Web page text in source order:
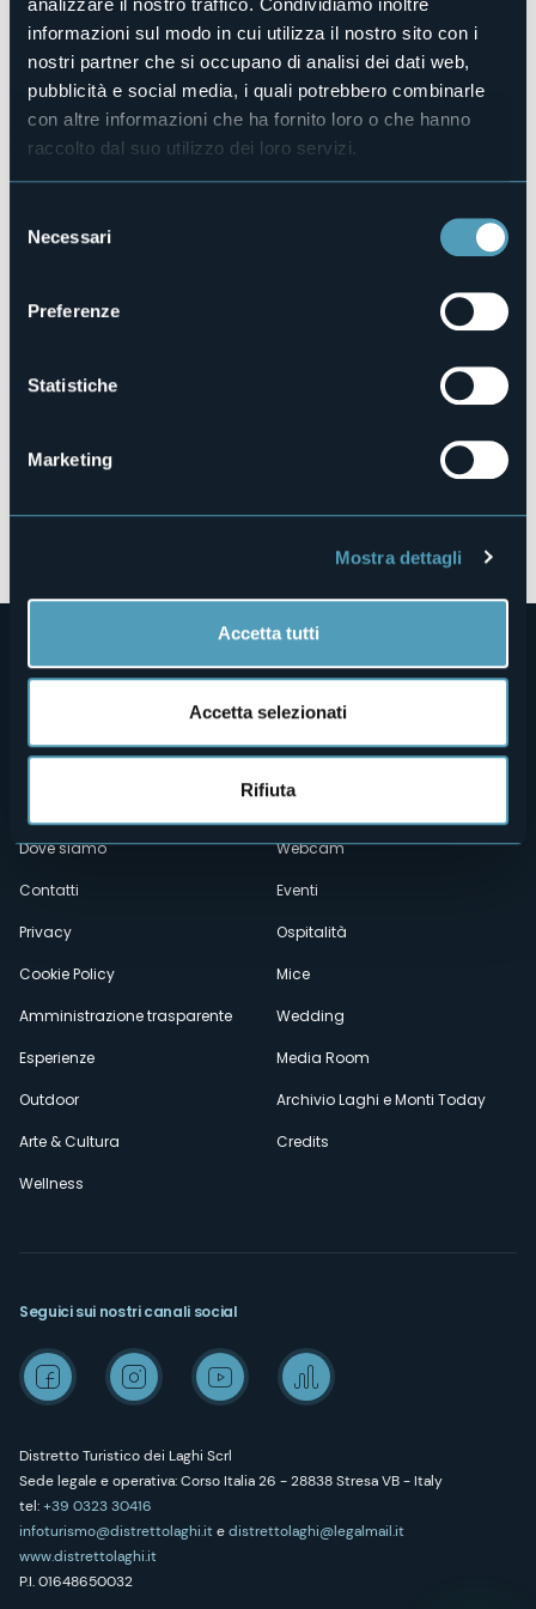
informazioni sul modo in cui utilizza il nostro sito con i
nostri partner che si occupano di analisi dei dati web,
pubblicità e social media, i quali potrebbero combinarle
con altre informazioni che ha fornito loro o che hanno
raccolto dal suo utilizzo dei loro servizi.
delNecessari
Preferenze
Statistiche
Marketing
Mostra dettagli
Accetta tutti
Accetta selezionati
Rifiuta
Sala congressi
Piscina
No
Animali ammessi
Sì
Posti letto
E-mail
http://www.hotelmoderno.biz
Codice CIR
Menù
secondario
Dove siamo
Contatti
Privacy
Cookie Policy
Amministrazione trasparente
Esperienze
Outdoor
Arte & Cultura
Wellness
Webcam
Eventi
Ospitalità
Mice
Wedding
Media Room
Archivio Laghi e Monti Today
Credits
Distretto Turistico dei Laghi Scrl
Sede legale e operativa: Corso Italia 26 - 28838 Stresa VB - Italy
tel:+39 0323 30416
infoturismo@distrettolaghi.itedistrettolaghi@legalmail.it
www.distrettolaghi.it
P.I. 01648650032
Seguici sui nostri canali social